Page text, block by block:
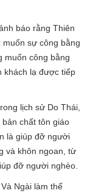
báo rằng Thiên
sự công bằng
muốn công bằng
khách lạ được tiếp
lịch sử Do Thái,
chất tôn giáo
là giúp đỡ người
và khôn ngoan, từ
đỡ người nghèo.
Ngài làm thế